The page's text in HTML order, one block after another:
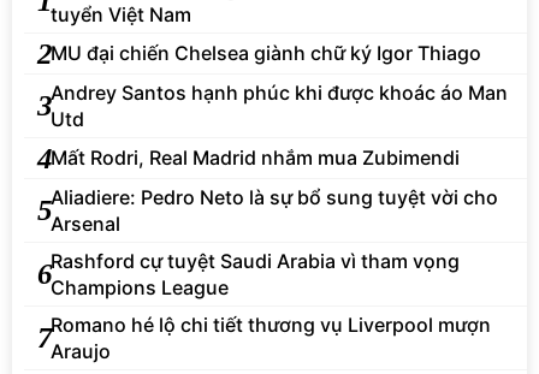
tuyển Việt Nam
2MU đại chiến Chelsea giành chữ ký Igor Thiago
3Andrey Santos hạnh phúc khi được khoác áo Man
Utd
4Mất Rodri, Real Madrid nhắm mua Zubimendi
5Aliadiere: Pedro Neto là sự bổ sung tuyệt vời cho
Arsenal
6Rashford cự tuyệt Saudi Arabia vì tham vọng
Champions League
7Romano hé lộ chi tiết thương vụ Liverpool mượn
Araujo